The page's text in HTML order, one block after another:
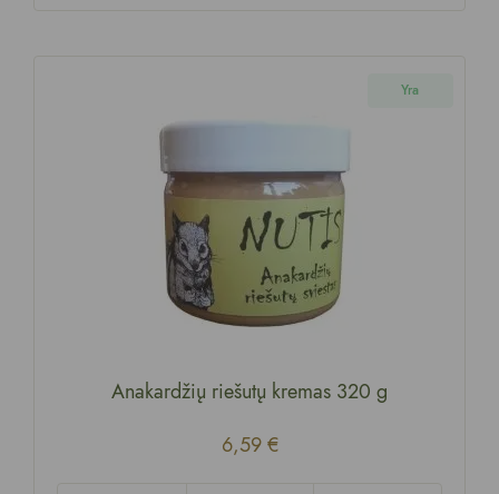
Yra
Anakardžių riešutų kremas 320 g
6,59€